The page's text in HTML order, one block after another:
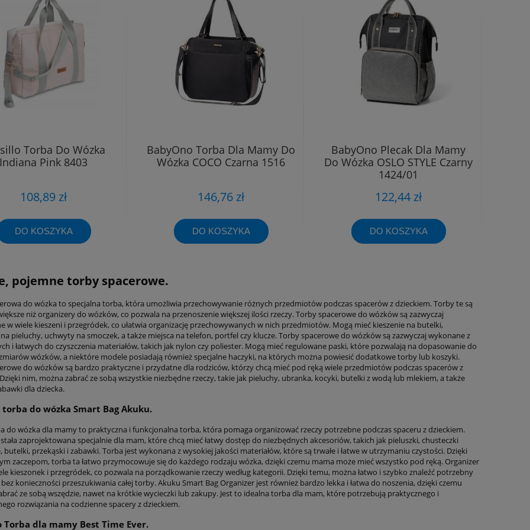
Torba Do Wózka
Indiana Pink 8403
108,89 zł
DO KOSZYKA
BabyOno Torba Dla Mamy Do
Wózka COCO Czarna 1516
146,76 zł
DO KOSZYKA
BabyOno Plecak Dla Mamy
Do Wózka OSLO STYLE Czarny
1424/01
122,44 zł
DO KOSZYKA
pojemne torby spacerowe.
do wózka to specjalna torba, która umożliwia przechowywanie różnych przedmiotów podczas spacerów z dzieckiem. Torby te są
niż organizery do wózków, co pozwala na przenoszenie większej ilości rzeczy. Torby spacerowe do wózków są zazwyczaj
w wiele kieszeni i przegródek, co ułatwia organizację przechowywanych w nich przedmiotów. Mogą mieć kieszenie na butelki,
pieluchy, uchwyty na smoczek, a także miejsca na telefon, portfel czy klucze. Torby spacerowe do wózków są zazwyczaj wykonane z
i łatwych do czyszczenia materiałów, takich jak nylon czy poliester. Mogą mieć regulowane paski, które pozwalają na dopasowanie do
wózków, a niektóre modele posiadają również specjalne haczyki, na których można powiesić dodatkowe torby lub koszyki.
do wózków są bardzo praktyczne i przydatne dla rodziców, którzy chcą mieć pod ręką wiele przedmiotów podczas spacerów z
nim, można zabrać ze sobą wszystkie niezbędne rzeczy, takie jak pieluchy, ubranka, kocyki, butelki z wodą lub mlekiem, a także
dla dziecka.
do wózka Smart Bag Akuku.
do wózka dla mamy to praktyczna i funkcjonalna torba, która pomaga organizować rzeczy potrzebne podczas spaceru z dzieckiem.
zaprojektowana specjalnie dla mam, które chcą mieć łatwy dostęp do niezbędnych akcesoriów, takich jak pieluszki, chusteczki
butelki, przekąski i zabawki. Torba jest wykonana z wysokiej jakości materiałów, które są trwałe i łatwe w utrzymaniu czystości. Dzięki
zaczepom, torba ta łatwo przymocowuje się do każdego rodzaju wózka, dzięki czemu mama może mieć wszystko pod ręką. Organizer
kieszonek i przegródek, co pozwala na porządkowanie rzeczy według kategorii. Dzięki temu, można łatwo i szybko znaleźć potrzebny
konieczności przeszukiwania całej torby. Akuku Smart Bag Organizer jest również bardzo lekka i łatwa do noszenia, dzięki czemu
ze sobą wszędzie, nawet na krótkie wycieczki lub zakupy. Jest to idealna torba dla mam, które potrzebują praktycznego i
rozwiązania na codzienne spacery z dzieckiem.
Torba dla mamy Best Time Ever.